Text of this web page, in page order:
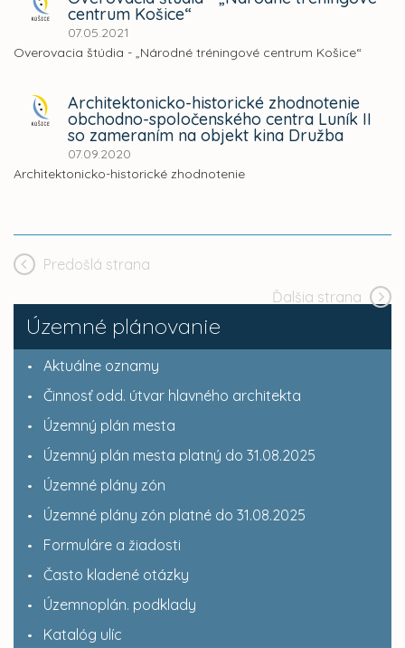
Územné plánovanie
Aktuálne oznamy
Činnosť odd. útvar hlavného architekta
Územný plán mesta
Územný plán mesta platný do 31.08.2025
Územné plány zón
Územné plány zón platné do 31.08.2025
Formuláre a žiadosti
Často kladené otázky
Územnoplán. podklady
Katalóg ulíc
centrum Košice“
07.05.2021
Overovacia štúdia - „Národné tréningové centrum Košice“
Architektonicko-historické zhodnotenie
obchodno-spoločenského centra Luník II
so zameraním na objekt kina Družba
07.09.2020
Architektonicko-historické zhodnotenie
Predošlá strana
Ďalšia strana